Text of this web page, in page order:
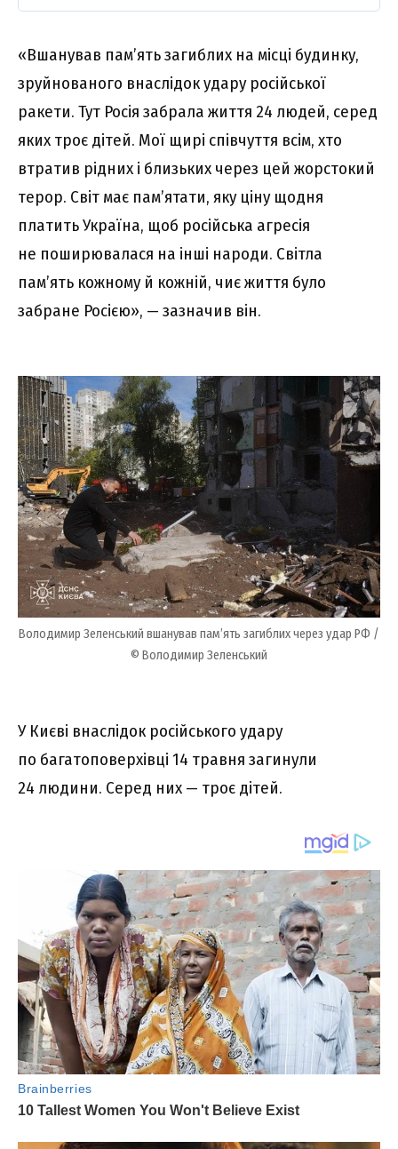
«Вшанував пам’ять загиблих на місці будинку,
зруйнованого внаслідок удару російської
ракети. Тут Росія забрала життя 24 людей, серед
яких троє дітей. Мої щирі співчуття всім, хто
втратив рідних і близьких через цей жорстокий
терор. Світ має пам’ятати, яку ціну щодня
платить Україна, щоб російська агресія
не поширювалася на інші народи. Світла
пам’ять кожному й кожній, чиє життя було
забране Росією», — зазначив він.
Володимир Зеленський вшанував пам’ять загиблих через удар РФ /
© Володимир Зеленський
У Києві внаслідок російського удару
по багатоповерхівці 14 травня загинули
24 людини. Серед них — троє дітей.